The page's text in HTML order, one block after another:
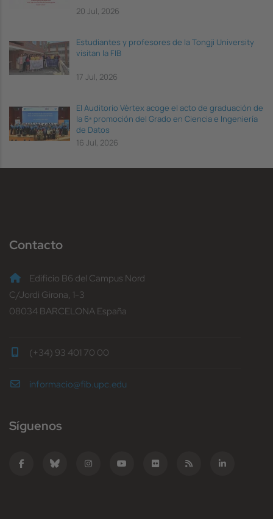
20 Jul, 2026
Estudiantes y profesores de la Tongji University
visitan la FIB
17 Jul, 2026
El Auditorio Vèrtex acoge el acto de graduación de
la 6ª promoción del Grado en Ciencia e Ingeniería
de Datos
16 Jul, 2026
Contacto
Edificio B6 del Campus Nord
C/Jordi Girona, 1-3
08034 BARCELONA España
(+34) 93 401 70 00
informacio@fib.upc.edu
Síguenos